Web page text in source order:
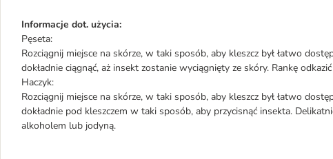
Informacje dot. użycia:
Pęseta:
Rozciągnij miejsce na skórze, w taki sposób, aby kleszcz był łatwo
dokładnie ciągnąć, aż insekt zostanie wyciągnięty ze skóry. Rankę
Haczyk:
Rozciągnij miejsce na skórze, w taki sposób, aby kleszcz był łatwo
dokładnie pod kleszczem w taki sposób, aby przycisnąć insekta.
alkoholem lub jodyną.